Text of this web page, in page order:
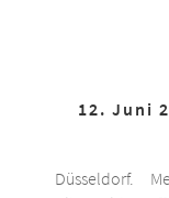
12. Juni
Düsseldorf.